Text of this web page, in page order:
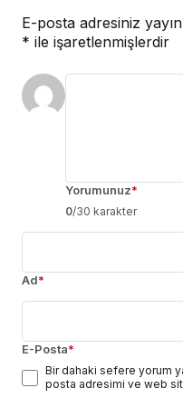
E-posta adresiniz
* ile işaretlenmişlerdir
Yorumunuz*
0/30 karakter
Ad*
E-Posta*
Bir dahaki sefere yorum
posta adresimi ve web